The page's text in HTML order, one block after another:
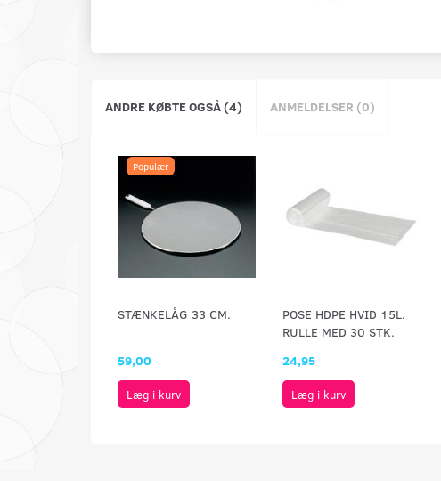
ANDRE KØBTE OGSÅ (4) ANMELDELSER (0)
Populær
STÆNKELÅG 33 CM.
59,00
Læg i kurv
POSE HDPE HVID 15L.
RULLE MED 30 STK.
24,95
Læg i kurv